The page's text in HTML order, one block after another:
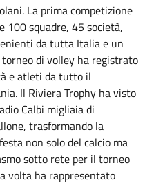
La prima competizione
100 squadre, 45 società,
da tutta Italia e un
di volley ha registrato
e atleti da tutto il
Il Riviera Trophy ha visto
Calbi migliaia di
trasformando la
non solo del calcio ma
sotto rete per il torneo
volta ha rappresentato